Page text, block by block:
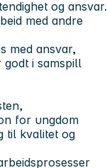
og ansvar.
med andre
med ansvar,
godt i samspill
for ungdom
til kvalitet og